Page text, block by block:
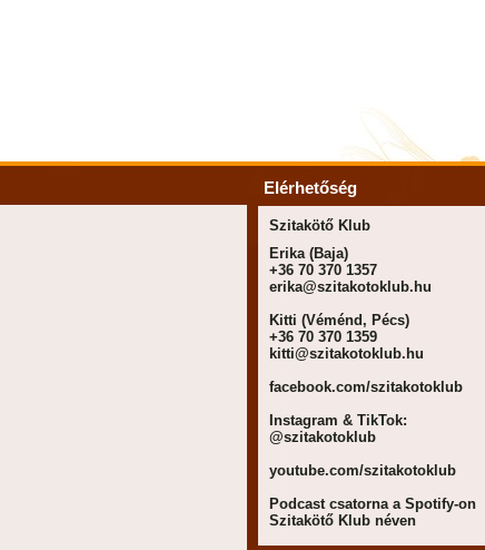
Elérhetőség
Szitakötő Klub
Erika (Baja)
+36 70 370 1357
erika@szitakotoklub.hu
Kitti (Véménd, Pécs)
+36 70 370 1359
kitti@szitakotoklub.hu
facebook.com/szitakotoklub
Instagram & TikTok:
@szitakotoklub
youtube.com/szitakotoklub
Podcast csatorna a Spotify-on
Szitakötő Klub néven